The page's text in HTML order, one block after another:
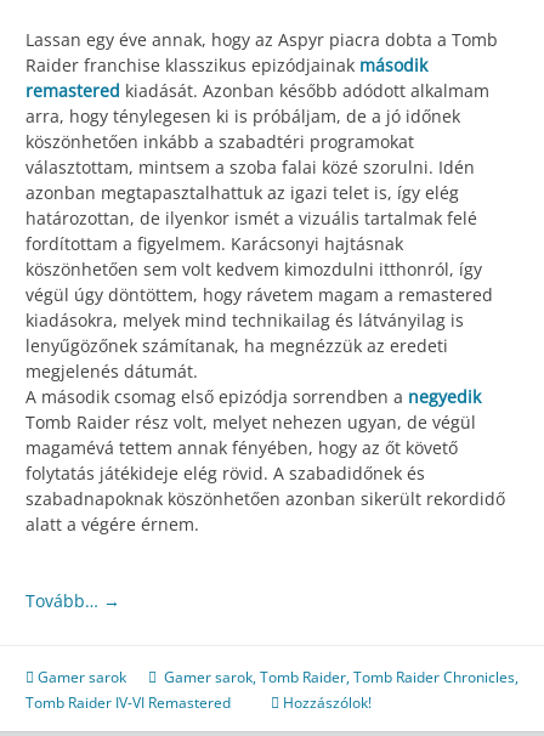
Lassan egy éve annak, hogy az Aspyr piacra dobta a Tomb
Raider franchise klasszikus epizódjainak második
remastered kiadását. Azonban később adódott alkalmam
arra, hogy ténylegesen ki is próbáljam, de a jó időnek
köszönhetően inkább a szabadtéri programokat
választottam, mintsem a szoba falai közé szorulni. Idén
azonban megtapasztalhattuk az igazi telet is, így elég
határozottan, de ilyenkor ismét a vizuális tartalmak felé
fordítottam a figyelmem. Karácsonyi hajtásnak
köszönhetően sem volt kedvem kimozdulni itthonról, így
végül úgy döntöttem, hogy rávetem magam a remastered
kiadásokra, melyek mind technikailag és látványilag is
lenyűgözőnek számítanak, ha megnézzük az eredeti
megjelenés dátumát.
A második csomag első epizódja sorrendben a negyedik
Tomb Raider rész volt, melyet nehezen ugyan, de végül
magamévá tettem annak fényében, hogy az őt követő
folytatás játékideje elég rövid. A szabadidőnek és
szabadnapoknak köszönhetően azonban sikerült rekordidő
alatt a végére érnem.
Tovább… →
Gamer sarok Gamer sarok,Tomb Raider,Tomb Raider Chronicles,
Tomb Raider IV-VI Remastered
Hozzászólok!